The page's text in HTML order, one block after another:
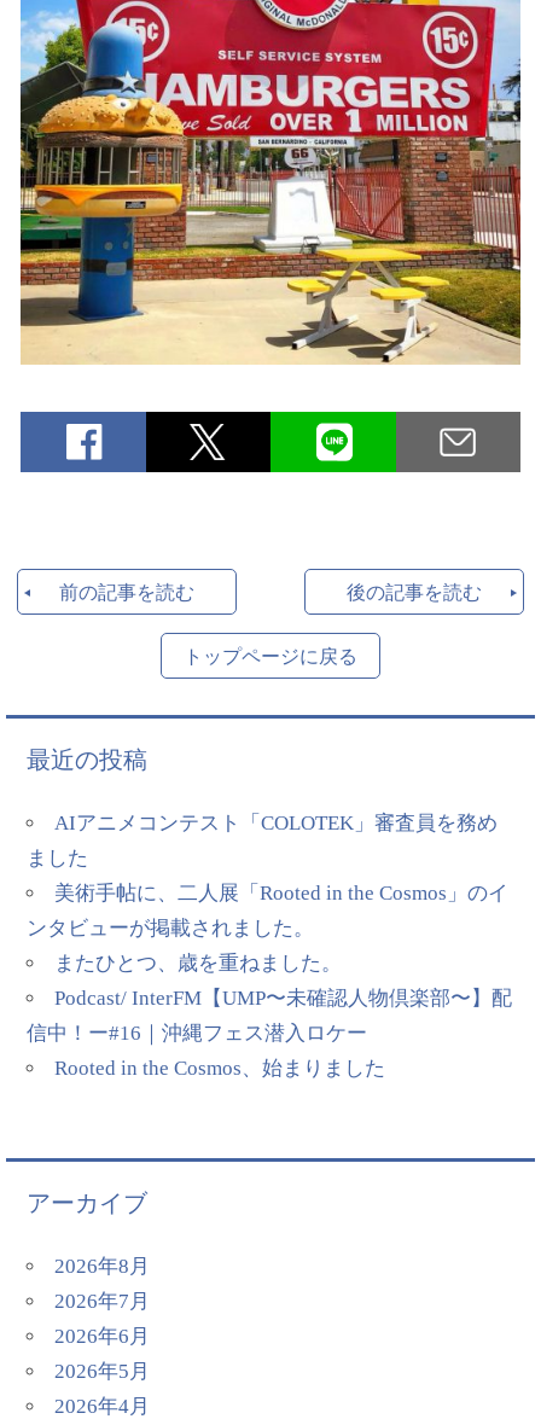
前の記事を読む 後の記事を読む
トップページに戻る
最近の投稿
AIアニメコンテスト「COLOTEK」審査員を務め
ました
美術手帖に、二人展「Rooted in the Cosmos」のイ
ンタビューが掲載されました。
またひとつ、歳を重ねました。
Podcast/ InterFM【UMP〜未確認人物倶楽部〜】配
信中！ー#16｜沖縄フェス潜入ロケー
Rooted in the Cosmos、始まりました
アーカイブ
2026年8月
2026年7月
2026年6月
2026年5月
2026年4月